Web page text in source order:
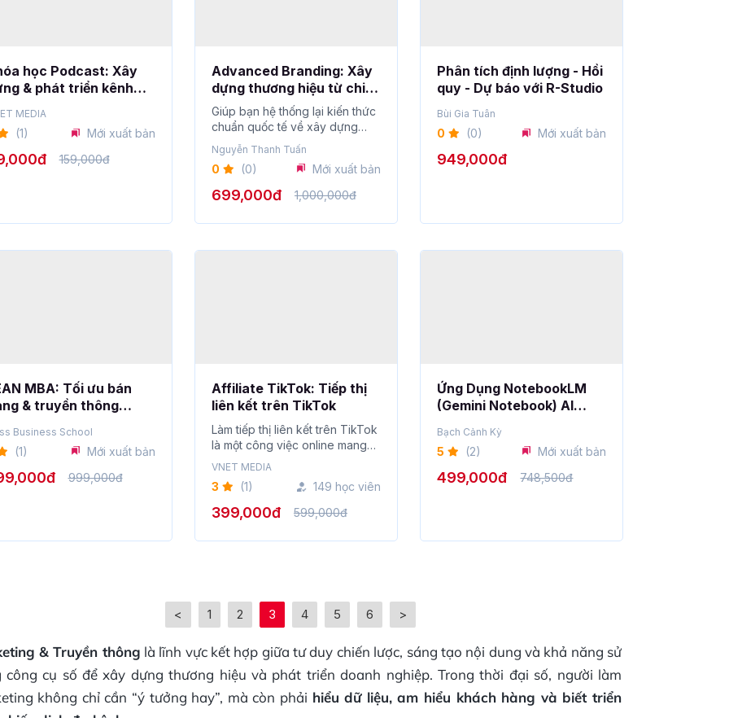
& phát triển kênh
cho người mới từ
số 0
(1)
dựng thương hiệu từ chiến
lược đến thực thi
Giúp bạn hệ thống lại kiến thức
chuẩn quốc tế về xây dựng
thương...
Nguyễn Thanh Tuấn
0 (0)
Phân tích định lượng - Hồi
quy - Dự báo với R-Studio
Bùi Gia Tuân
0 (0) Mới xuất bản
949,000đ
& truyền thông
nghiệp
(1) Mới xuất bản
liên kết trên TikTok
là một công việc online mang
lại thu nh...
VNET MEDIA
3 (1)
Ứng Dụng NotebookLM
(Gemini Notebook) AI
Thực Chiến Cho Dân Văn
Phòng
5 (2)
< 1 2 3 4 5 6 >
công cụ số để xây dựng thương hiệu và phát triển doanh nghiệp. Trong thời đại số, người làm
không chỉ cần “ý tưởng hay”, mà còn phảihiểu dữ liệu, am hiểu khách hàng và biết triển
dịch đa kênh.